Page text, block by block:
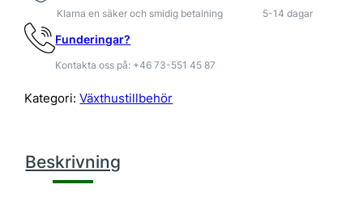
i
l
i
v
e
Klarna en säker och smidig betalning 5-14 dagar
Funderingar?
Kontakta oss på: +46 73-551 45 87
Kategori:Växthustillbehör
Beskrivning